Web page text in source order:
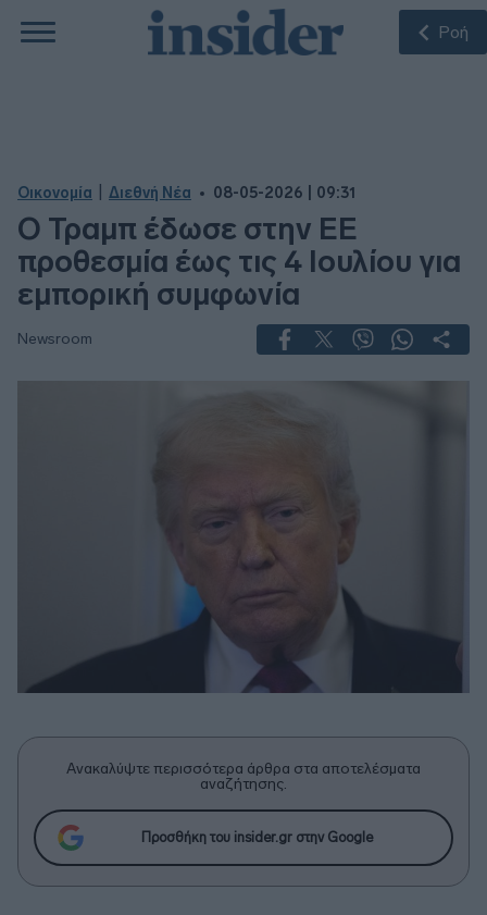
Ροή
Οικονομία Διεθνή Νέα 08-05-2026 | 09:31
Ο Τραμπ έδωσε στην ΕΕ
προθεσμία έως τις 4 Ιουλίου για
εμπορική συμφωνία
Newsroom
Ανακαλύψτε περισσότερα άρθρα στα αποτελέσματα
αναζήτησης.
Προσθήκη του insider.gr στην Google